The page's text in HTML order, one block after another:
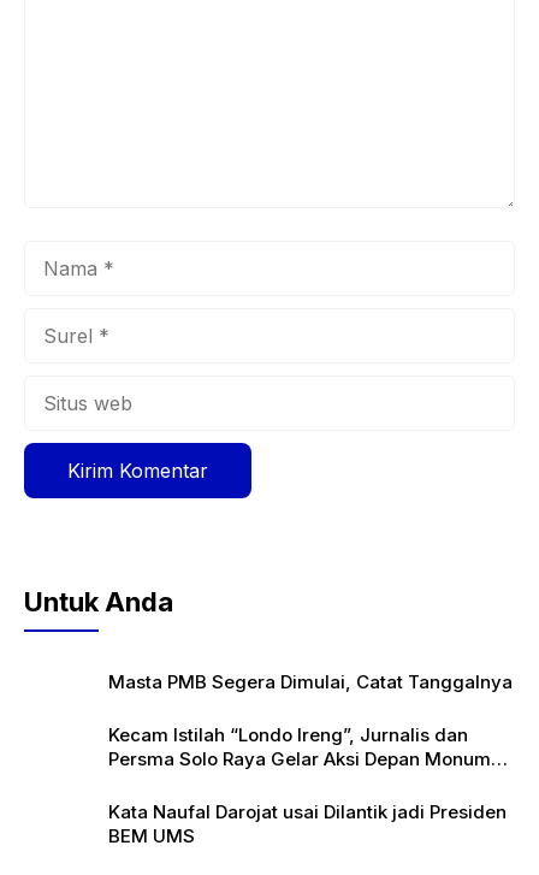
Untuk Anda
Masta PMB Segera Dimulai, Catat Tanggalnya
Kecam Istilah “Londo Ireng”, Jurnalis dan
Persma Solo Raya Gelar Aksi Depan Monumen
Kata Naufal Darojat usai Dilantik jadi Presiden
BEM UMS